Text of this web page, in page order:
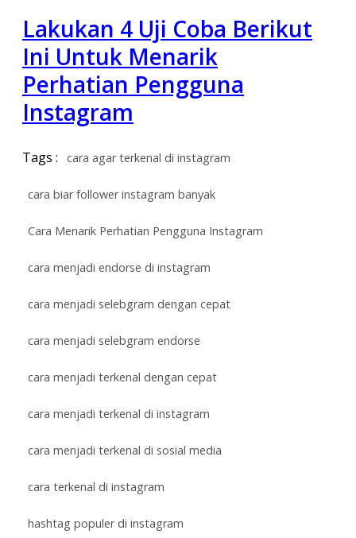
Lakukan 4 Uji Coba Berikut
Ini Untuk Menarik
Perhatian Pengguna
Instagram
Tags : cara agar terkenal di instagram
cara biar follower instagram banyak
Cara Menarik Perhatian Pengguna Instagram
cara menjadi endorse di instagram
cara menjadi selebgram dengan cepat
cara menjadi selebgram endorse
cara menjadi terkenal dengan cepat
cara menjadi terkenal di instagram
cara menjadi terkenal di sosial media
cara terkenal di instagram
hashtag populer di instagram